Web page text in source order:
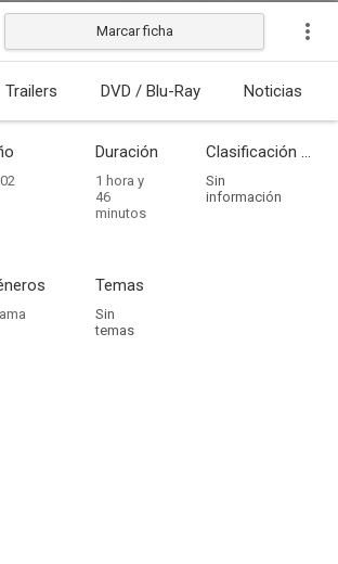
Estrenada
Marcar ficha
Trailers DVD / Blu-Ray Noticias
Duración
1 hora y
46
minutos
Clasificación por edades
Sin
información
Temas
Sin
temas